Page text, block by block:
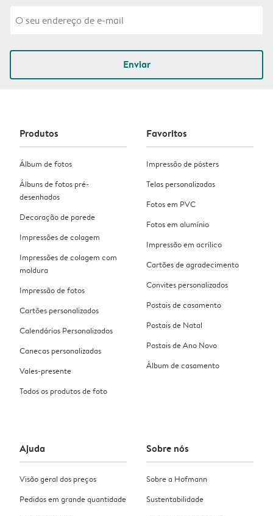
Enviar
Produtos
Álbum de fotos
Álbuns de fotos pré-
desenhados
Decoração de parede
Impressões de colagem
Impressões de colagem com
moldura
Impressão de fotos
Cartões personalizados
Calendários Personalizados
Canecas personalizadas
Vales-presente
Todos os produtos de foto
Favoritos
Impressão de pósters
Telas personalizadas
Fotos em PVC
Fotos em alumínio
Impressão em acrílico
Cartões de agradecimento
Convites personalizados
Postais de casamento
Postais de Natal
Postais de Ano Novo
Álbum de casamento
Ajuda
Visão geral dos preços
Pedidos em grande quantidade
Sobre nós
Sobre a Hofmann
Sustentabilidade